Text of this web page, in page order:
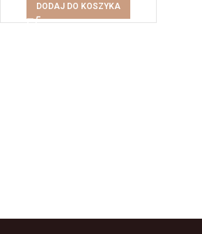
DODAJ DO KOSZYKA